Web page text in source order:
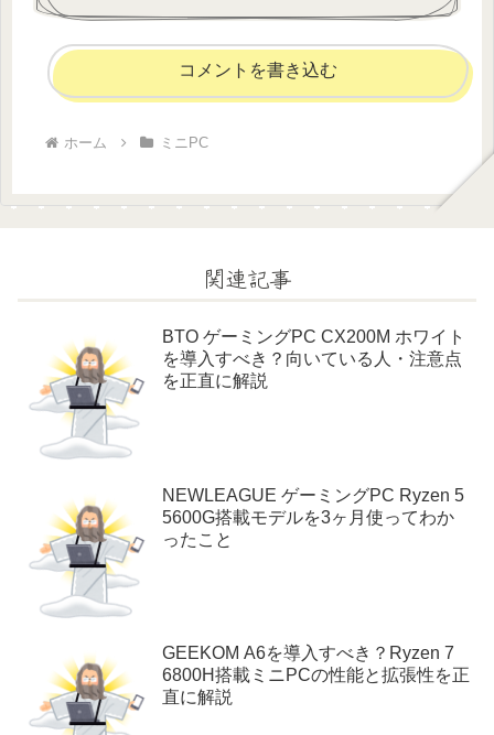
コメントを書き込む
ホーム ミニPC
関連記事
BTO ゲーミングPC CX200M ホワイト
を導入すべき？向いている人・注意点
を正直に解説
NEWLEAGUE ゲーミングPC Ryzen 5
5600G搭載モデルを3ヶ月使ってわか
ったこと
GEEKOM A6を導入すべき？Ryzen 7
6800H搭載ミニPCの性能と拡張性を正
直に解説